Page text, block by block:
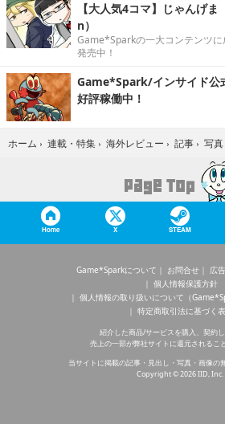
【大人気4コマ】じゃんげ
n）
Game*Sparkの一大コンテンツ
発売中！
Game*Spark/インサイド公
好評稼働中！
ホーム › 連載・特集 › 海外レビュー › 記事 › 写
Home X STEAM
Game*Sparkについて お問合せ 広
個人情報保護方針
個人情報の取り扱いについて（
特定商取引法に基づく
紹介した商品/サービスを購入、契約し
売上の一部が弊社サイトに還元されるこ
当サイトに掲載の記事・見出し・写真・画像の
Copyright © 2026 IID, Inc.